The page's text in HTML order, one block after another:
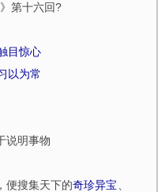
第十六回?
目惊心
以为常
说明事物
便搜集天下的奇珍异宝